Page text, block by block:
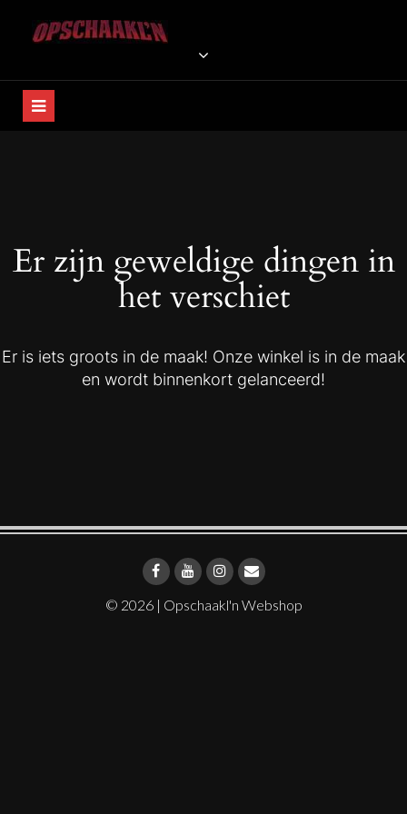
OPSCHAAKL'N WEBSHOP
Home Is Where The Høkers Bunt!
Er zijn geweldige dingen in
het verschiet
Er is iets groots in de maak! Onze winkel is in de maak
en wordt binnenkort gelanceerd!
© 2026 | Opschaakl'n Webshop